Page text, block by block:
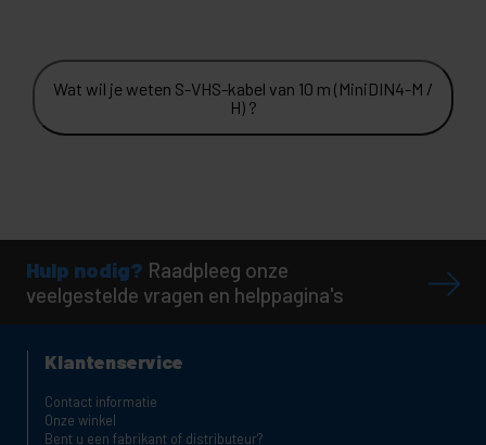
Wat wil je weten S-VHS-kabel van 10 m (MiniDIN4-M /
H) ?
Hulp nodig? Raadpleeg onze
veelgestelde vragen en helppagina's
Klantenservice
Contact informatie
Onze winkel
Bent u een fabrikant of distributeur?